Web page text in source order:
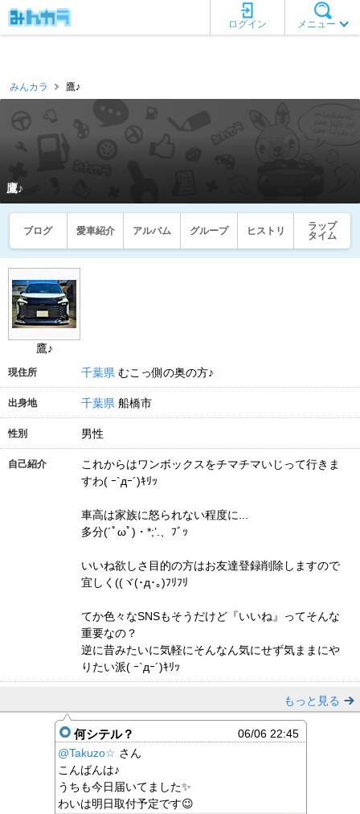
メニュー
ログイン
みんカラ 鷹♪
鷹♪
ブログ 愛車紹介 アルバム グループ ヒストリ
ラップ
タイム
鷹♪
現住所 千葉県 むこっ側の奥の方♪
出身地 千葉県 船橋市
性別 男性
自己紹介
これからはワンボックスをチマチマいじって行きま
すわ( ｰ`дｰ´)ｷﾘｯ
車高は家族に怒られない程度に...
多分(´ﾟωﾟ)・*;’.、ﾌﾞｯ
いいね欲しさ目的の方はお友達登録削除しますので
宜しく((ヾ(･д･｡)ﾌﾘﾌﾘ
てか色々なSNSもそうだけど『いいね』ってそんな
重要なの？
逆に昔みたいに気軽にそんなん気にせず気ままにや
りたい派( ｰ`дｰ´)ｷﾘｯ
もっと見る
何シテル？
06/06 22:45
@Takuzo☆ さん
こんばんは♪
うちも今日届いてました✨
わいは明日取付予定です😉